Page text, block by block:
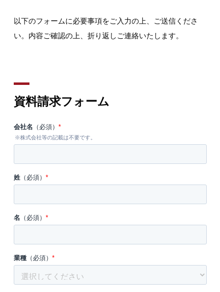
以下のフォームに必要事項をご入力の上、ご送信くださ
い。内容ご確認の上、折り返しご連絡いたします。
資料請求フォーム